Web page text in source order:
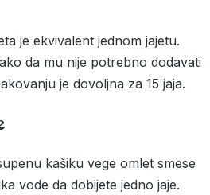
je ekvivalent jednom jajetu.
da mu nije potrebno dodavati
je dovoljna za 15 jaja.
kašiku vege omlet smese
vode da dobijete jedno jaje.